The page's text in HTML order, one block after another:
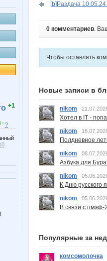
+1
↑ ?
[b]Раздача
0 комментариев.
Чтобы оставлять
Новые записи в
nikom
Хотел в IT -
nikom
Полдневное
nikom
Азбука для
nikom
К Дню русского
nikom
В связи с пмэф-
Популярные за
комсомолочка